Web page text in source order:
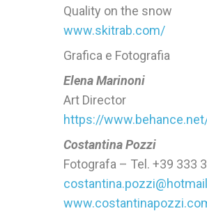
Quality on the snow
www.skitrab.com/
Grafica e Fotografia
Elena Marinoni
Art Director
https://
Costantina Pozzi
Fotografa – Tel. +39 333